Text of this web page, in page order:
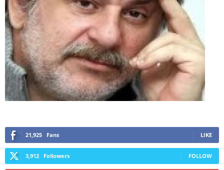
21,925 Fans LIKE
3,912 Followers FOLLOW